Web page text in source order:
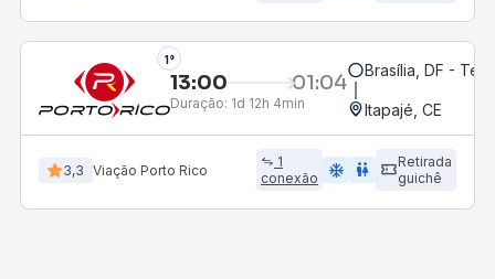
1°
13:00 01:04
Duração: 1d 12h 4min
Brasília, DF -
Itapajé, CE
3,3 Viação Porto Rico
1
conexão
ac_unit wc
Retirada
guichê